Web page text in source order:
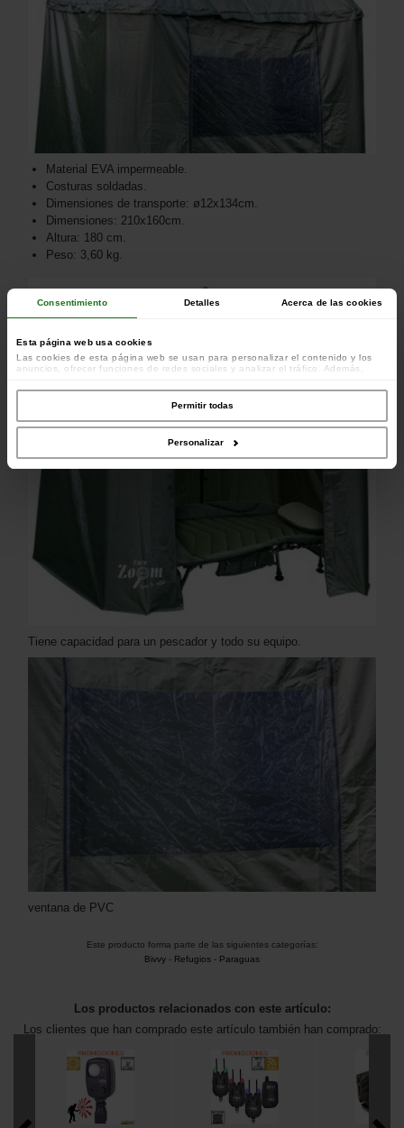
Consentimiento Detalles Acerca de las cookies
Esta página web usa cookies
Las cookies de esta página web se usan para personalizar el contenido y los
anuncios, ofrecer funciones de redes sociales y analizar el tráfico. Además,
colaboradores de redes sociales, publicidad y análisis web, quienes pueden
combinarla con otra información que les haya proporcionado o que hayan
recopilado a partir del uso que haya hecho de sus servicios.
Permitir todas
Personalizar
Material EVA impermeable.
Costuras soldadas.
Dimensiones de transporte: ø12x134cm.
Dimensiones: 210x160cm.
Altura: 180 cm.
Peso: 3,60 kg.
Tiene capacidad para un pescador y todo su equipo.
ventana de PVC
Este producto forma parte de las siguientes categorías:
Bivvy - Refugios - Paraguas
Los productos relacionados con este artículo:
Los clientes que han comprado este artículo también han comprado: